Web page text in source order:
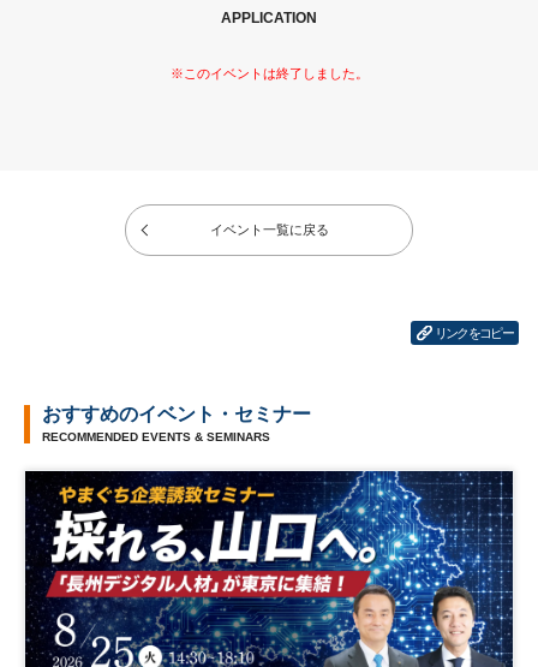
APPLICATION
イベント一覧に戻る
リンクをコピー
おすすめのイベント・セミナー
RECOMMENDED EVENTS & SEMINARS